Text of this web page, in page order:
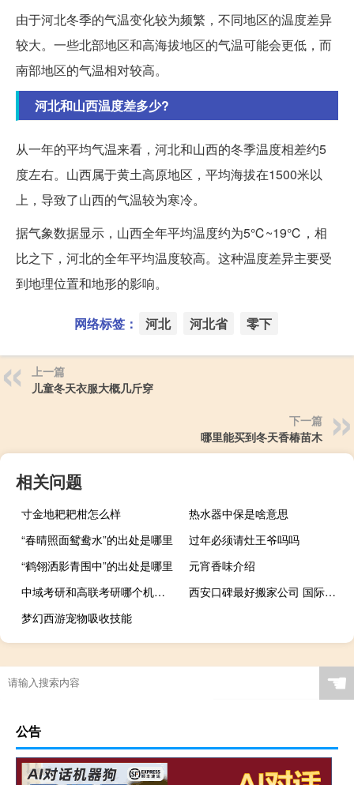
由于河北冬季的气温变化较为频繁，不同地区的温度差异
较大。一些北部地区和高海拔地区的气温可能会更低，而
南部地区的气温相对较高。
河北和山西温度差多少?
从一年的平均气温来看，河北和山西的冬季温度相差约5
度左右。山西属于黄土高原地区，平均海拔在1500米以
上，导致了山西的气温较为寒冷。
据气象数据显示，山西全年平均温度约为5℃~19℃，相
比之下，河北的全年平均温度较高。这种温度差异主要受
到地理位置和地形的影响。
网络标签： 河北 河北省 零下
上一篇
儿童冬天衣服大概几斤穿
下一篇
哪里能买到冬天香椿苗木
相关问题
寸金地耙耙柑怎么样
热水器中保是啥意思
“春晴照面鸳鸯水”的出处是哪里
过年必须请灶王爷吗吗
“鹤翎洒影青围中”的出处是哪里
元宵香味介绍
中域考研和高联考研哪个机构靠谱
西安口碑最好搬家公司 国际搬家公司哪个好
梦幻西游宠物吸收技能
☚
公告